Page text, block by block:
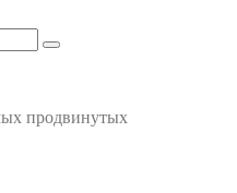
продвинутых